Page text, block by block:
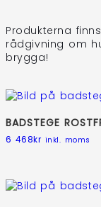
Produkterna
rådgivning om
brygga!
BADSTEGE
6 468kr inkl. moms